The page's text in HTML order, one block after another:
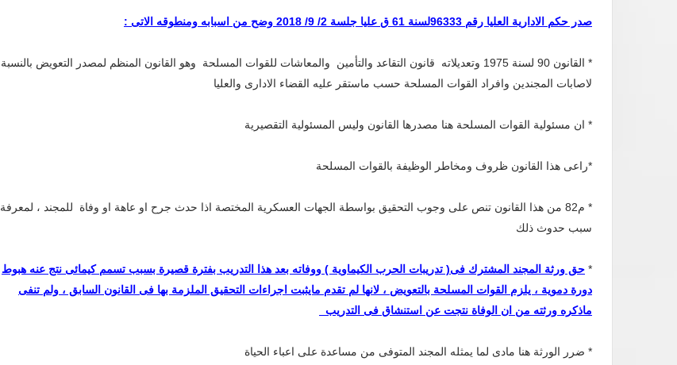
صدر حكم الادارية العليا رقم 96333لسنة 61 ق عليا جلسة 2/ 9/ 2018 وضح من اسبابه ومنطوقه الاتى :
* القانون 90 لسنة 1975 وتعديلاته قانون التقاعد والتأمين والمعاشات للقوات المسلحة وهو القانون المنظم لمصدر التعويض بالنسبة
لاصابات المجندين وافراد القوات المسلحة حسب ماستقر عليه القضاء الادارى والعليا
* ان مسئولية القوات المسلحة هنا مصدرها القانون وليس المسئولية التقصيرية
*راعى هذا القانون ظروف ومخاطر الوظيفة بالقوات المسلحة
* م82 من هذا القانون تنص على وجوب التحقيق بواسطة الجهات العسكرية المختصة اذا حدث جرح او عاهة او وفاة للمجند ، لمعرفة
سبب حدوث ذلك
* حق ورثة المجند المشترك فى( تدريبات الحرب الكيماوية ) ووفاته بعد هذا التدريب بفترة قصيرة بسبب تسمم كيمائى نتج عنه هبوط
دورة دموية ، يلزم القوات المسلحة بالتعويض ، لانها لم تقدم مايثبت اجراءات التحقيق الملزمة بها فى القانون السابق ، ولم تنفى
ماذكره ورثته من ان الوفاة نتجت عن استنشاق فى التدريب
* ضرر الورثة هنا مادى لما يمثله المجند المتوفى من مساعدة على اعباء الحياة